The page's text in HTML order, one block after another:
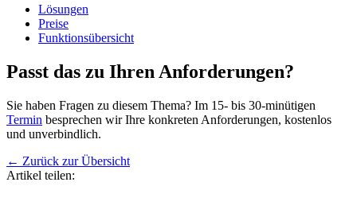
Lösungen
Preise
Funktionsübersicht
Passt das zu Ihren Anforderungen?
Sie haben Fragen zu diesem Thema? Im 15- bis 30-minütigen
Termin besprechen wir Ihre konkreten Anforderungen, kostenlos
und unverbindlich.
← Zurück zur Übersicht
Artikel teilen: